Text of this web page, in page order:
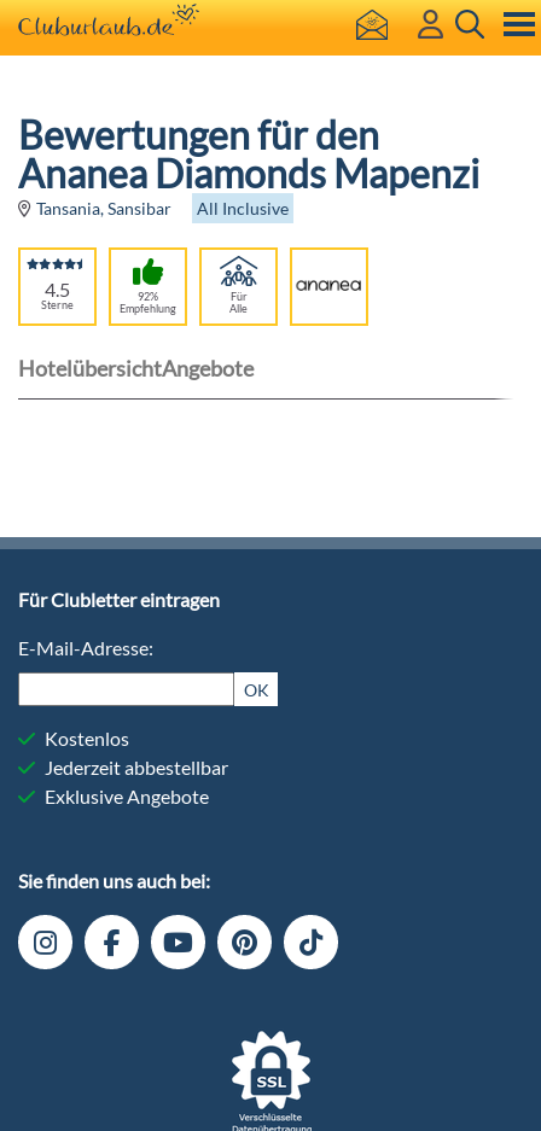
Bewertungen für den
Ananea Diamonds Mapenzi
Tansania, Sansibar All Inclusive
4.5
Sterne
92%
Empfehlung
Für
Alle
HotelübersichtAngebote
Sie finden uns auch bei:
Für Clubletter eintragen
E-Mail-Adresse:
OK
Kostenlos
Jederzeit abbestellbar
Exklusive Angebote